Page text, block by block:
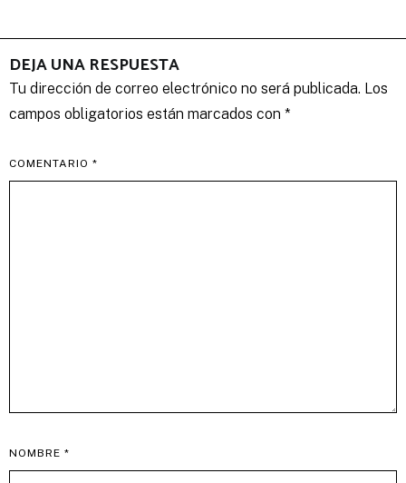
DEJA UNA RESPUESTA
Tu dirección de correo electrónico no será publicada. Los
campos obligatorios están marcados con *
COMENTARIO *
NOMBRE *